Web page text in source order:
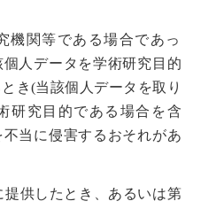
機関等である場合であっ
人データを学術研究目的
き(当該個人データを取り
研究目的である場合を含
当に侵害するおそれがあ
供したとき、あるいは第